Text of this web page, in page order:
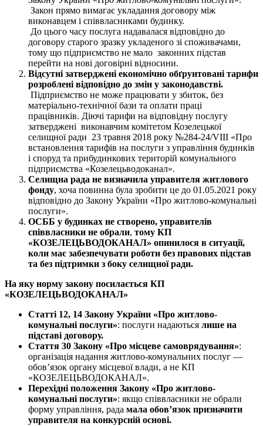
Закон прямо вимагає укладання договору між
виконавцем і співвласниками будинку.
До цього часу послуга надавалася відповідно до
договору старого зразку укладеного зі споживачами,
тому що підприємство не мало законних підстав
перейти на нові договірні відносини.
Відсутні затверджені економічно обґрунтовані тарифи
розроблені відповідно до змін у законодавстві.
Підприємство не може працювати у збиток, без
матеріально-технічної бази та оплати праці
працівників. Діючі тарифи на відповідну послугу
затверджені виконавчим комітетом Козелецької
селищної ради 23 травня 2018 року №284-24/VIII «Про
встановлення тарифів на послуги з управління будинків
і споруд та прибудинкових територій комунального
підприємства «Козелецьводоканал».
Селищна рада не визначила управителя житлового
фонду, хоча повинна була зробити це до 01.05.2021 року
відповідно до Закону України «Про житлово-комунальні
послуги».
ОСББ у будинках не створено, управителів
співвласники не обрали, тому КП
«КОЗЕЛЕЦЬВОДОКАНАЛ» опинилося в ситуації,
коли має забезпечувати роботи без правових підстав
та без підтримки з боку селищноїради.
На яку норму закону посилається КП
«КОЗЕЛЕЦЬВОДОКАНАЛ»
Статті 12, 14 Закону України «Про житлово-
комунальні послуги»: послуги надаються лише на
підставі договору.
Стаття 30 Закону «Про місцеве самоврядування»:
організація надання житлово-комунальних послуг —
обов’язок органу місцевої влади, а не КП
«КОЗЕЛЕЦЬВОДОКАНАЛ».
Перехідні положення Закону «Про житлово-
комунальні послуги»: якщо співвласники не обрали
форму управління, рада мала обов’язок призначити
управителя на конкурсній основі.